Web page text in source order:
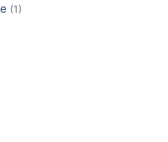
(1)